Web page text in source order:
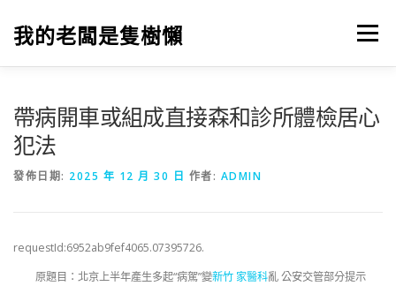
我的老闆是隻樹懶 選單
帶病開車或組成直接森和診所體檢居心
犯法
發佈日期: 2025 年 12 月 30 日 作者: ADMIN
requestId:6952ab9fef4065.07395726.
原題目：北京上半年產生多起“病駕”變新竹 家醫科亂 公安交管部分提示